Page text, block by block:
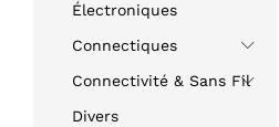
Électroniques
Connectiques
Connectivité & Sans Fil
Divers